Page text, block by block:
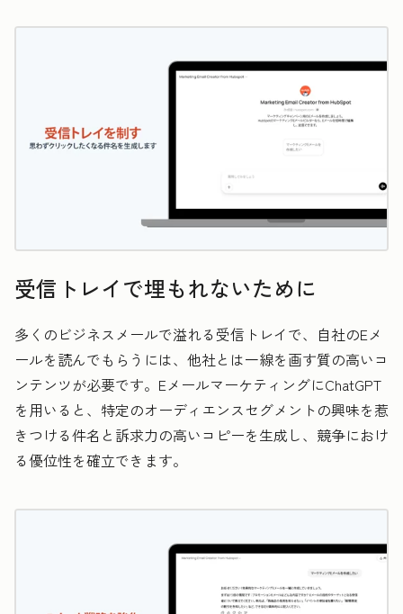
受信トレイで埋もれないために
多くのビジネスメールで溢れる受信トレイで、自社のEメ
ールを読んでもらうには、他社とは一線を画す質の高いコ
ンテンツが必要です。EメールマーケティングにChatGPT
を用いると、特定のオーディエンスセグメントの興味を惹
きつける件名と訴求力の高いコピーを生成し、競争におけ
る優位性を確立できます。